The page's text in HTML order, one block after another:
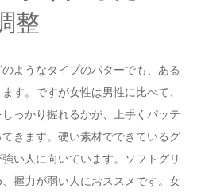
整
ようなタイプのパターでも、ある
す。ですが女性は男性に比べて、
っかり握れるかが、上手くパッテ
きます。硬い素材でできているグ
い人に向いています。ソフトグリ
握力が弱い人におススメです。女